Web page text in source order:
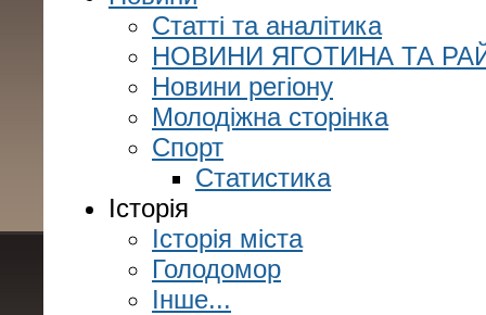
Статті та аналітика
НОВИНИ ЯГОТИНА ТА
Новини регіону
Молодіжна сторінка
Спорт
Статистика
Історія
Історія міста
Голодомор
Інше...